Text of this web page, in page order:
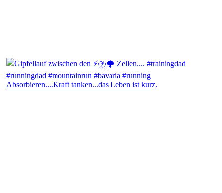
Absorbieren....Kraft tanken...das Leben ist kurz.